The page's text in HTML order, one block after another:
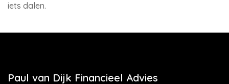
iets dalen.
Paul van Dijk Financieel Advies